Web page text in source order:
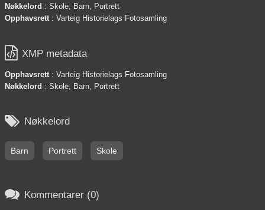
Nøkkelord : Skole, Barn, Portrett
Opphavsrett: Varteig Historielags Fotosamling
 XMP metadata
Opphavsrett: Varteig Historielags Fotosamling
Nøkkelord : Skole, Barn, Portrett
 Nøkkelord
Barn Portrett Skole
 Kommentarer (0)